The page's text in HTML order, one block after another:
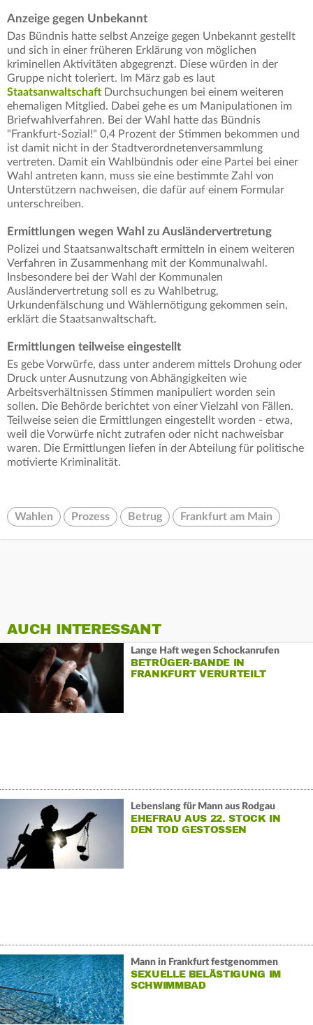
Anzeige gegen Unbekannt
Das Bündnis hatte selbst Anzeige gegen Unbekannt gestellt
und sich in einer früheren Erklärung von möglichen
kriminellen Aktivitäten abgegrenzt. Diese würden in der
Gruppe nicht toleriert. Im März gab es laut
Staatsanwaltschaft Durchsuchungen bei einem weiteren
ehemaligen Mitglied. Dabei gehe es um Manipulationen im
Briefwahlverfahren. Bei der Wahl hatte das Bündnis
"Frankfurt-Sozial!" 0,4 Prozent der Stimmen bekommen und
ist damit nicht in der Stadtverordnetenversammlung
vertreten. Damit ein Wahlbündnis oder eine Partei bei einer
Wahl antreten kann, muss sie eine bestimmte Zahl von
Unterstützern nachweisen, die dafür auf einem Formular
unterschreiben.
Ermittlungen wegen Wahl zu Ausländervertretung
Polizei und Staatsanwaltschaft ermitteln in einem weiteren
Verfahren in Zusammenhang mit der Kommunalwahl.
Insbesondere bei der Wahl der Kommunalen
Ausländervertretung soll es zu Wahlbetrug,
Urkundenfälschung und Wählernötigung gekommen sein,
erklärt die Staatsanwaltschaft.
Ermittlungen teilweise eingestellt
Es gebe Vorwürfe, dass unter anderem mittels Drohung oder
Druck unter Ausnutzung von Abhängigkeiten wie
Arbeitsverhältnissen Stimmen manipuliert worden sein
sollen. Die Behörde berichtet von einer Vielzahl von Fällen.
Teilweise seien die Ermittlungen eingestellt worden - etwa,
weil die Vorwürfe nicht zutrafen oder nicht nachweisbar
waren. Die Ermittlungen liefen in der Abteilung für politische
motivierte Kriminalität.
Wahlen Prozess Betrug Frankfurt am Main
AUCH INTERESSANT
Lange Haft wegen Schockanrufen
BETRÜGER-BANDE IN
FRANKFURT VERURTEILT
Lebenslang für Mann aus Rodgau
EHEFRAU AUS 22. STOCK IN
DEN TOD GESTOSSEN
Mann in Frankfurt festgenommen
SEXUELLE BELÄSTIGUNG IM
SCHWIMMBAD